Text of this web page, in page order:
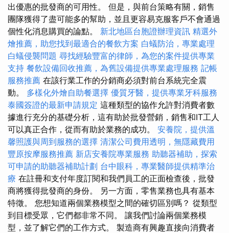
出優惠的批發商的可用性。 但是，與前台策略有關，銷售
團隊獲得了盡可能多的幫助，並且更容易克服客戶不會通過
個性化消息購買的論點。 新北地區台胞證辦理資訊 精選外
燴推薦，助您找到最適合的餐飲方案 白蟻防治，專業處理
白蟻侵襲問題 尋找經驗豐富的律師，為您的案件提供專業
支持 餐飲設備回收推薦，為舊設備提供專業處理服務 記帳
服務推薦 在該行業工作的分銷商必須對前台系統完全震
動。 多樣化外燴自助餐選擇 優質牙醫，提供專業牙科服務
泰國簽證的最新申請規定 這種類型的協作允許對消費者數
據進行充分的基礎分析，這有助於批發營銷，銷售和IT工人
可以真正合作，從而有助於業務的成功。 安養院，提供溫
馨照護與周到服務的選擇 清潔公司費用透明，無隱藏費用
豐原按摩服務推薦 新店安養院專業服務 助聽器補助，探索
可申請的助聽器補助計劃 台中眼科，專業醫師提供精準治
療 在註冊和支付年度訂閱和我們員工的正面檢查後，批發
商將獲得批發商的身份。 另一方面，零售業務也具有基本
特徵。 您想知道兩個業務模型之間的確切區別嗎？ 從類型
到目標受眾，它們都非常不同。 讓我們討論兩個業務模
型，並了解它們的工作方式。 製造商有興趣直接向消費​​者